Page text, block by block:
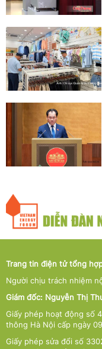
Trang tin điện tử tổng
Người chịu trách nhiệm
Giám đốc: Nguyễn Thị
Giấy phép hoạt động số
thông Hà Nội cấp ngày
Giấy phép sửa đổi số